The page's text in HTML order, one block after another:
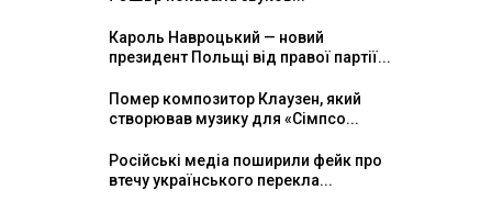
Кароль Навроцький — новий
президент Польщі від правої партії...
Помер композитор Клаузен, який
створював музику для «Сімпсо...
Російські медіа поширили фейк про
втечу українського перекла...